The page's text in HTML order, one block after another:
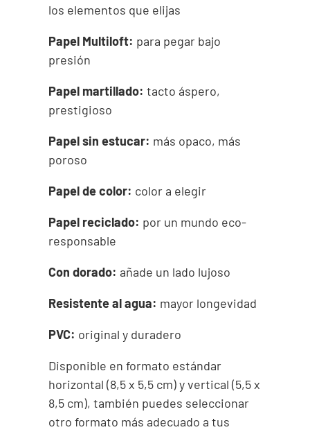
los elementos que elijas
Papel Multiloft: para pegar bajo
presión
Papel martillado: tacto áspero,
prestigioso
Papel sin estucar: más opaco, más
poroso
Papel de color: color a elegir
Papel reciclado: por un mundo eco-
responsable
Con dorado: añade un lado lujoso
Resistente al agua: mayor longevidad
PVC: original y duradero
Disponible en formato estándar
horizontal (8,5 x 5,5 cm) y vertical (5,5 x
8,5 cm), también puedes seleccionar
otro formato más adecuado a tus